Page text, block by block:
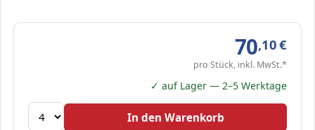
70,10€
pro Stück, inkl. MwSt.*
✓ auf Lager — 2–5 Werktage
In den Warenkorb